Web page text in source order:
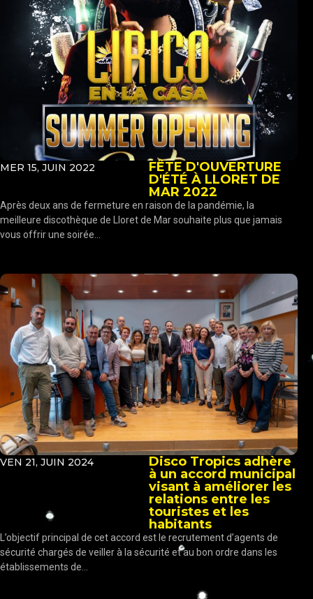
MER 15, JUIN 2022
FÊTE D'OUVERTURE
D'ÉTÉ À LLORET DE
MAR 2022
Après deux ans de fermeture en raison de la pandémie, la
meilleure discothèque de Lloret de Mar souhaite plus que jamais
vous offrir une soirée...
VEN 21, JUIN 2024
Disco Tropics adhère
à un accord municipal
visant à améliorer les
relations entre les
touristes et les
habitants
L’objectif principal de cet accord est le recrutement d’agents de
sécurité chargés de veiller à la sécurité et au bon ordre dans les
établissements de...